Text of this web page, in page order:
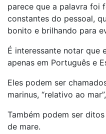
parece que a palavra foi
constantes do pessoal,
bonito e brilhando para
É interessante notar que
apenas em Português e
Eles podem ser
marinus, “relativo ao
Também podem ser
de mare.